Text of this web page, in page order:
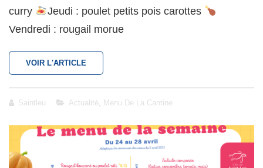
curry
Jeudi : poulet petits pois carottes
Vendredi : rougail morue
VOIR L'ARTICLE
SCOLAIRE
DU
AU
MAI
2023
Saintleu
Cat
Actualité, Menu De La Cantine